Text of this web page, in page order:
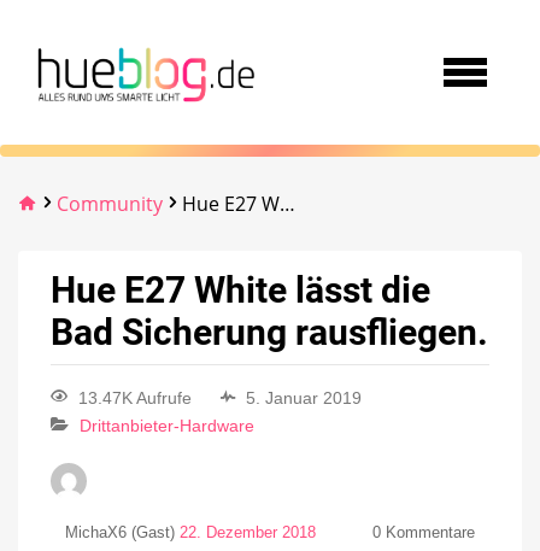
Community Hue E27 White lässt die Bad Sicherung rausfliegen.
Hue E27 White lässt die
Bad Sicherung rausfliegen.
13.47K Aufrufe
5. Januar 2019
Drittanbieter-Hardware
MichaX6 (Gast) 22. Dezember 2018 0 Kommentare